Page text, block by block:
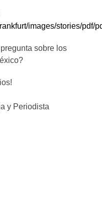
images/stories/pdf/
sobre los
y Periodista